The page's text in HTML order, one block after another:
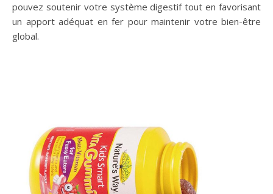
pouvez soutenir votre système digestif tout en favorisant
un apport adéquat en fer pour maintenir votre bien-être
global.